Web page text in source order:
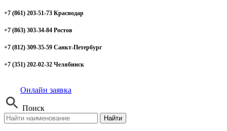
+7 (861) 203-51-73 Краснодар
+7 (863) 303-34-84 Ростов
+7 (812) 309-35-59 Санкт-Петербург
+7 (351) 202-02-32 Челябинск
Онлайн заявка
Поиск
Найти